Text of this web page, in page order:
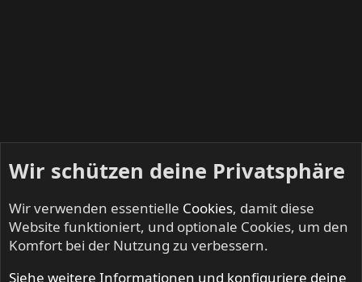
Wir schützen deine Privatsphäre
Wir verwenden essentielle Cookies, damit diese
Website funktioniert, und optionale Cookies, um den
Komfort bei der Nutzung zu verbessern.
Siehe weitere Informationen und konfiguriere deine